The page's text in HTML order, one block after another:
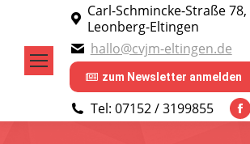
Carl-Schmincke-Straße 78,
Leonberg-Eltingen
hallo@cvjm-eltingen.de
zum Newsletter anmelden
Tel: 07152 / 3199855